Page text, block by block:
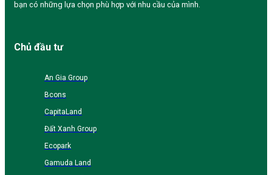
bạn có những lựa chọn phù hợp với nhu cầu của mình.
Chủ đầu tư
An Gia Group
Bcons
CapitaLand
Đất Xanh Group
Ecopark
Gamuda Land